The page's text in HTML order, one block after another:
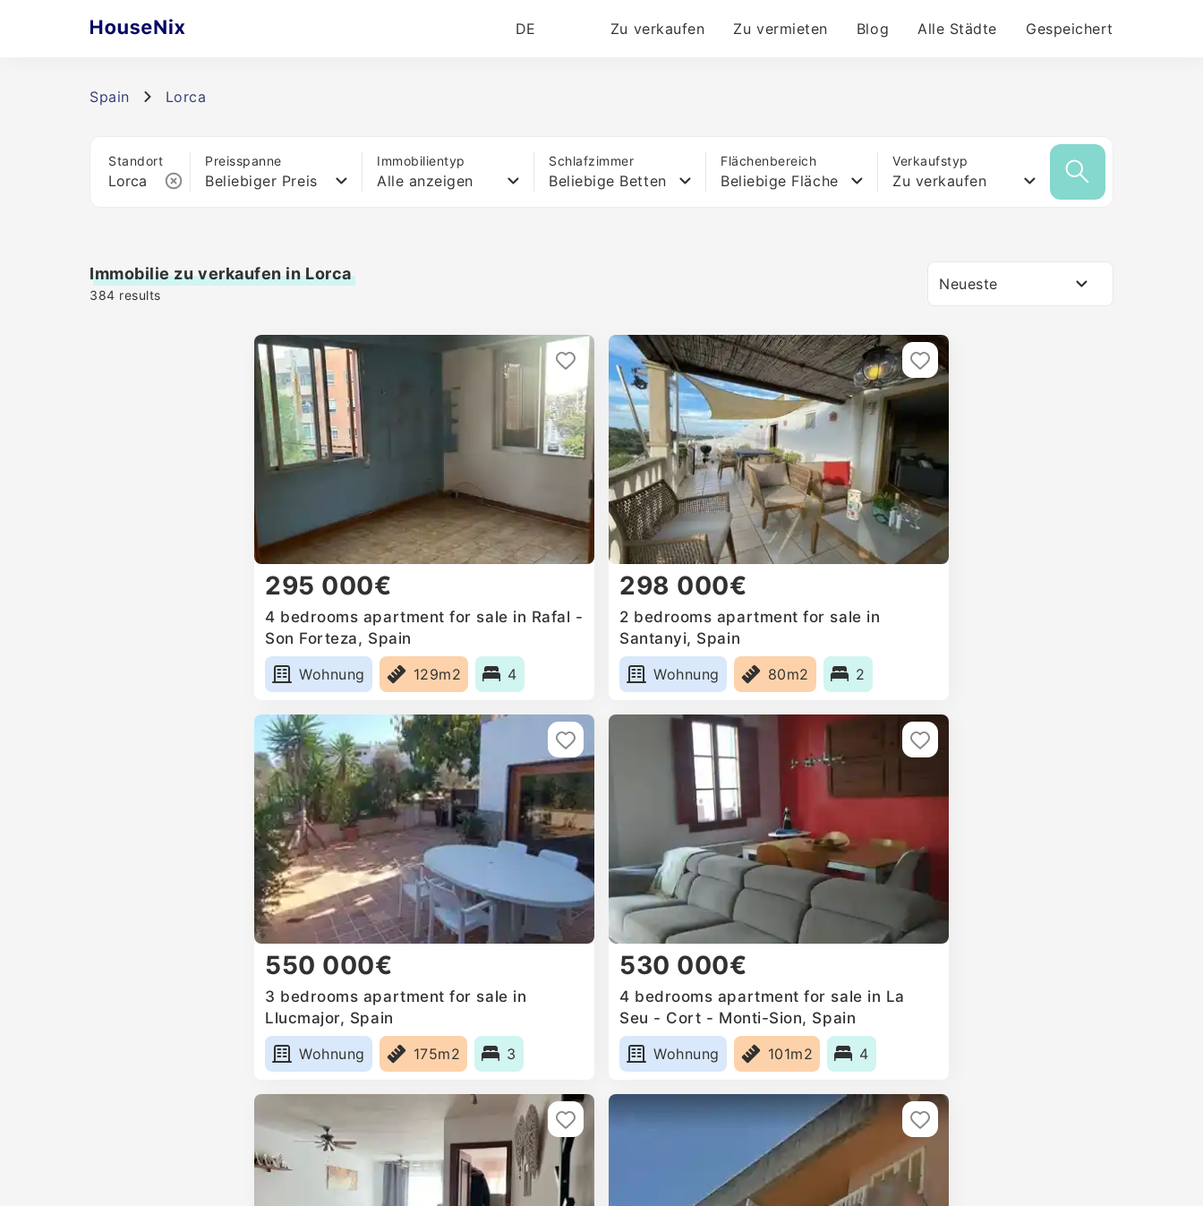
DE Zu verkaufen Zu vermieten Blog Alle Städte Gespeichert
Spain Lorca
Standort Preisspanne
Beliebiger Preis
Immobilientyp
Alle anzeigen
Schlafzimmer
Beliebige Betten
Flächenbereich
Beliebige Fläche
Verkaufstyp
Zu verkaufen
Immobilie zu verkaufen in Lorca
384 results
Neueste
295 000€
4 bedrooms apartment for sale in Rafal -
Son Forteza, Spain
Wohnung
129m2 4
298 000€
2 bedrooms apartment for sale in
Santanyi, Spain
Wohnung
80m2 2
550 000€
3 bedrooms apartment for sale in
Llucmajor, Spain
Wohnung
175m2 3
530 000€
4 bedrooms apartment for sale in La
Seu - Cort - Monti-Sion, Spain
Wohnung
101m2 4